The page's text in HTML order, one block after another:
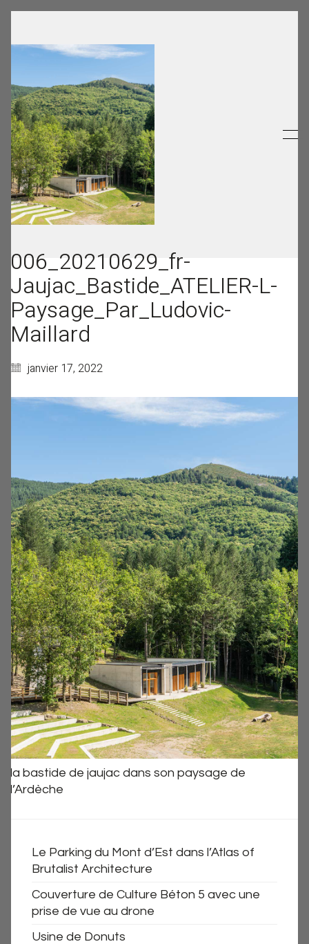
006_20210629_fr-
Jaujac_Bastide_ATELIER-L-
Paysage_Par_Ludovic-
Maillard
janvier 17, 2022
la bastide de jaujac dans son paysage de
l’Ardèche
Le Parking du Mont d’Est dans l’Atlas of
Brutalist Architecture
Couverture de Culture Béton 5 avec une
prise de vue au drone
Usine de Donuts